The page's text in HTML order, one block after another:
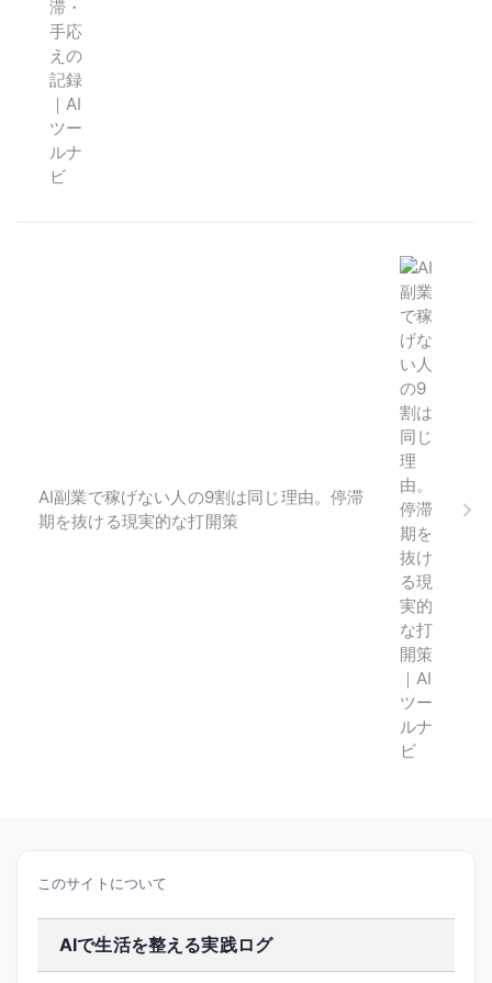
AI副業で稼げない人の9割は同じ理由。停滞
期を抜ける現実的な打開策
このサイトについて
AIで生活を整える実践ログ